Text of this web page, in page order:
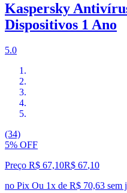
Kaspersky
Dispositivos 1 Ano
5.0
(34)
5% OFF
Preço R$ 67,10R$ 67,10
no Pix Ou 1x de R$ 70,63 sem